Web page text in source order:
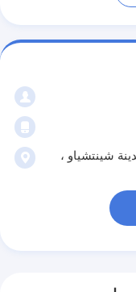
، مدينة شينتشياو ،